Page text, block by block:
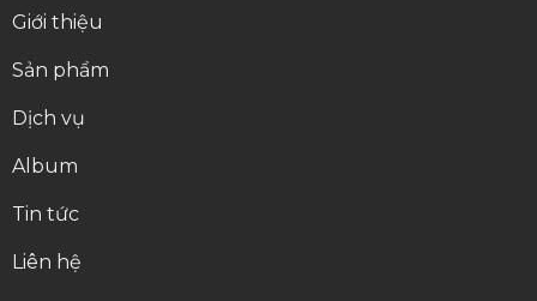
Giới thiệu
Sản phẩm
Dịch vụ
Album
Tin tức
Liên hệ